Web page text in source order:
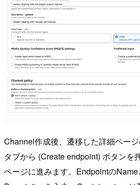
Channel作成後、遷移した詳細ペー
タブから (Create endpoint) ボタンを
ページに進みます。Endpointの